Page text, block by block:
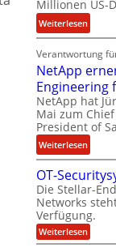
i
s
k
e
i
n
e
L
ö
u
n
g
s
o
w
i
r
d
F
i
n
n
z
c
h
e
Millionen US-
Weiterlesen:
E
n
g
i
n
e
e
r
i
n
g
S
p
Verantwortung
NetApp
Engineering
NetApp hat
Mai zum
President of
Weiterlesen:
N
e
t
A
p
p
OT-
Die Stellar-
Networks
Verfügung.
Weiterlesen:
O